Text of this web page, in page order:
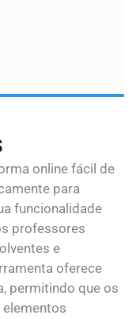
online fácil de
para
funcionalidade
professores
e
oferece
permitindo que os